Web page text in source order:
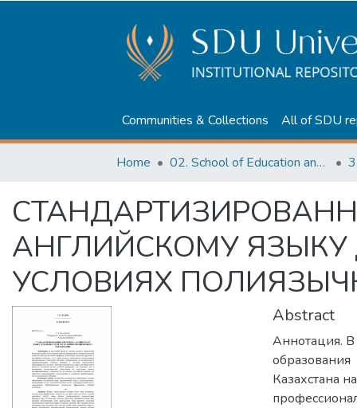
Communities & Collections All of SDU
Home 02. School of Education and humanities
АНГЛИЙСКОМУ
УСЛОВИЯХ
Abstract
Аннотация. В
образования
Казахстана